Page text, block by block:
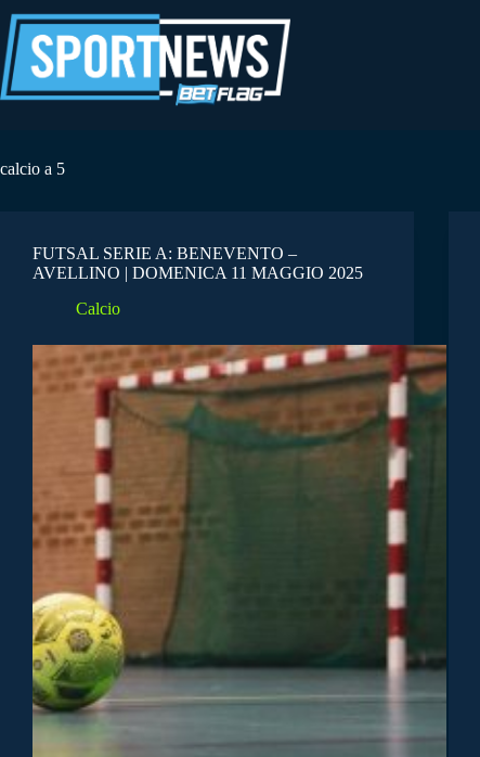
al
contenuto
calcio a 5
FUTSAL SERIE A: BENEVENTO –
AVELLINO | DOMENICA 11 MAGGIO 2025
Calcio